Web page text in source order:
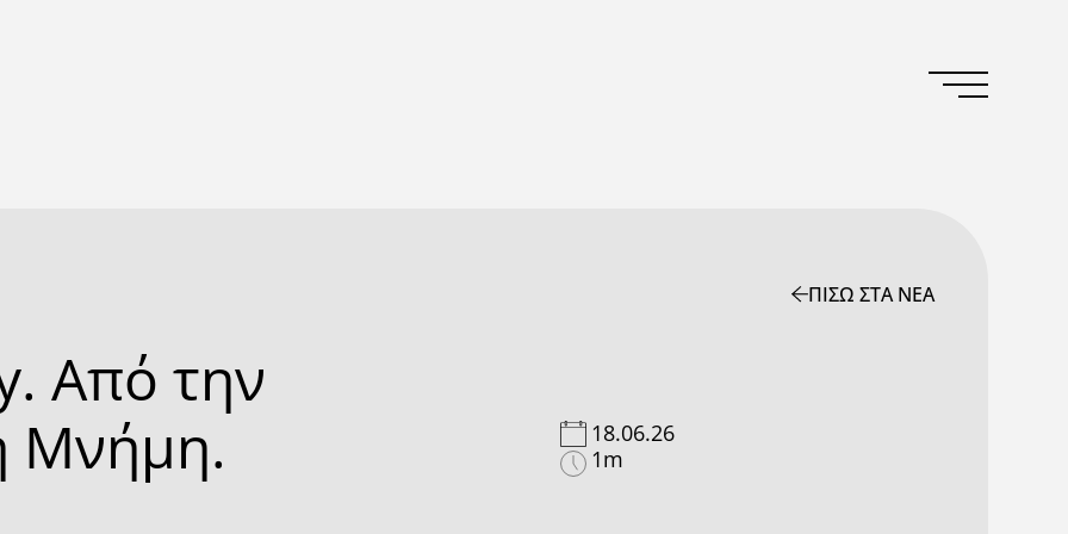
ΠΙΣΩ ΣΤΑ ΝΕΑ
Από την
Μνήμη.
18.06.26
1m